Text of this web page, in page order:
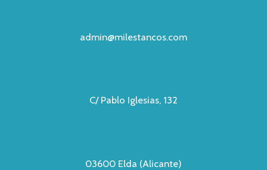
admin@milestancos.com
C/ Pablo Iglesias, 132
03600 Elda (Alicante)